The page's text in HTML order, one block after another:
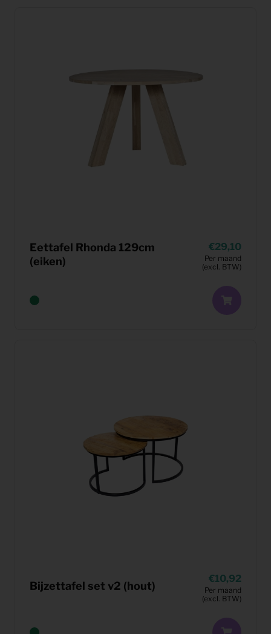
Eettafel Rhonda 129cm
(eiken)
29,10
Per maand
(excl. BTW)
Bijzettafel set v2 (hout)
10,92
Per maand
(excl. BTW)